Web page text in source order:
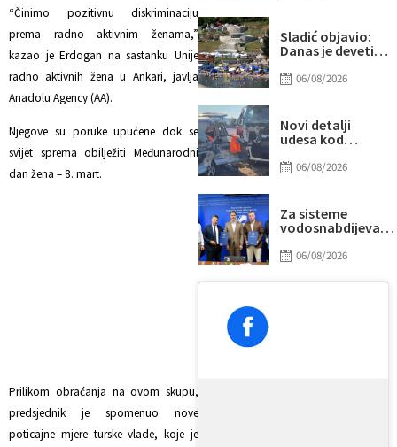
“Činimo pozitivnu diskriminaciju
prema radno aktivnim ženama,”
kazao je Erdogan na sastanku Unije
radno aktivnih žena u Ankari, javlja
Anadolu Agency (AA).
Njegove su poruke upućene dok se
svijet sprema obilježiti Međunarodni
dan žena – 8. mart.
Prilikom obraćanja na ovom skupu,
predsjednik je spomenuo nove
poticajne mjere turske vlade, koje je
Sladić objavio:
Danas je deveti
od 40 stepeni,
06/08/2026
Novi detalji
udesa kod
Preminuo
povrijeđenima i
beba
06/08/2026
Za sisteme
izdvojeno gotovo
06/08/2026